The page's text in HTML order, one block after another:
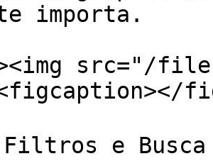
importa.
src="/
Filtros e Busca